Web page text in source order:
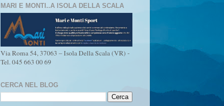
MARI E MONTI..A ISOLA DELLA SCALA
Via Roma 54, 37063 – Isola Della Scala (VR) -
Tel. 045 663 00 69
CERCA NEL BLOG